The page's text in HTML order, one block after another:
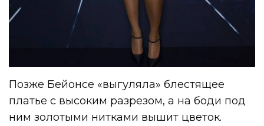
Позже Бейонсе «выгуляла» блестящее
платье с высоким разрезом, а на боди под
ним золотыми нитками вышит цветок.